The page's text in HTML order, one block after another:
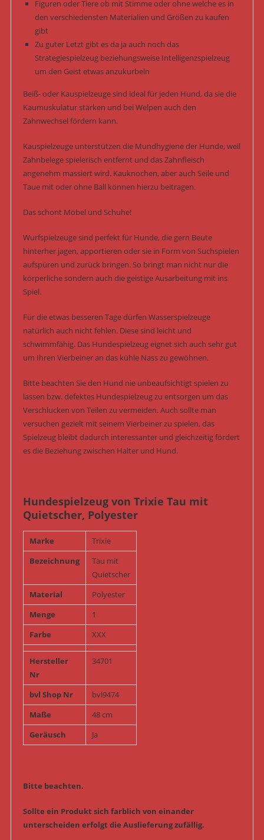
Figuren oder Tiere ob mit Stimme oder ohne welche es in
den verschiedensten Materialien und Größen zu kaufen
gibt
Zu guter Letzt gibt es da ja auch noch das
Strategiespielzeug beziehungsweise Intelligenzspielzeug
um den Geist etwas anzukurbeln
Beiß- oder Kauspielzeuge sind ideal für jeden Hund, da sie die
Kaumuskulatur stärken und bei Welpen auch den
Zahnwechsel fördern kann.
Kauspielzeuge unterstützen die Mundhygiene der Hunde, weil
Zahnbelege spielerisch entfernt und das Zahnfleisch
angenehm massiert wird. Kauknochen, aber auch Seile und
Taue mit oder ohne Ball können hierzu beitragen.
Das schont Möbel und Schuhe!
Wurfspielzeuge sind perfekt für Hunde, die gern Beute
hinterher jagen, apportieren oder sie in Form von Suchspielen
aufspüren und zurück bringen. So bringt man nicht nur die
körperliche sondern auch die geistige Ausarbeitung mit ins
Spiel.
Für die etwas besseren Tage dürfen Wasserspielzeuge
natürlich auch nicht fehlen. Diese sind leicht und
schwimmfähig. Das Hundespielzeug eignet sich auch sehr gut
um Ihren Vierbeiner an das kühle Nass zu gewöhnen.
Bitte beachten Sie den Hund nie unbeaufsichtigt spielen zu
lassen bzw. defektes Hundespielzeug zu entsorgen um das
Verschlucken von Teilen zu vermeiden. Auch sollte man
versuchen gezielt mit seinem Vierbeiner zu spielen, das
Spielzeug bleibt dadurch interessanter und gleichzeitig fördert
es die Beziehung zwischen Halter und Hund.
Hundespielzeug von Trixie Tau mit
Quietscher, Polyester
Marke
Trixie
Bezeichnung
Tau mit
Quietscher
Material
Polyester
Menge
1
Farbe
XXX
Hersteller
Nr
34701
bvl Shop Nr
bvl9474
Maße
48 cm
Geräusch
Ja
Bitte beachten.
Sollte ein Produkt sich farblich von einander
unterscheiden erfolgt die Auslieferung zufällig.